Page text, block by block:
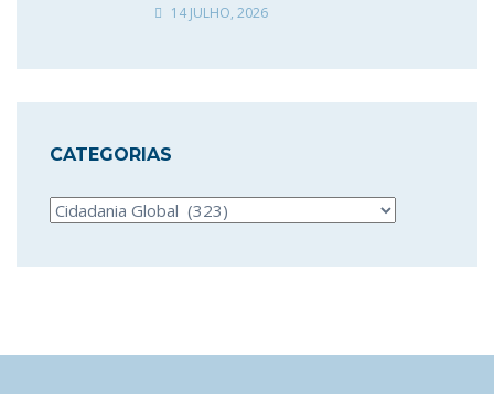
14 JULHO, 2026
CATEGORIAS
Categorias